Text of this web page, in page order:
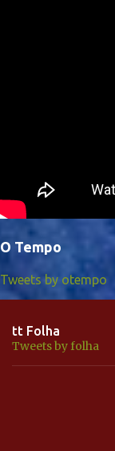
O Tempo
Tweets by otempo
tt Folha
Tweets by folha